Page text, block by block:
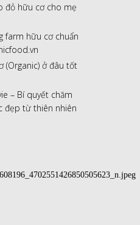
đỏ hữu cơ cho mẹ
farm hữu cơ chuẩn
(Organic) ở đâu tốt
– Bí quyết chăm
đẹp từ thiên nhiên